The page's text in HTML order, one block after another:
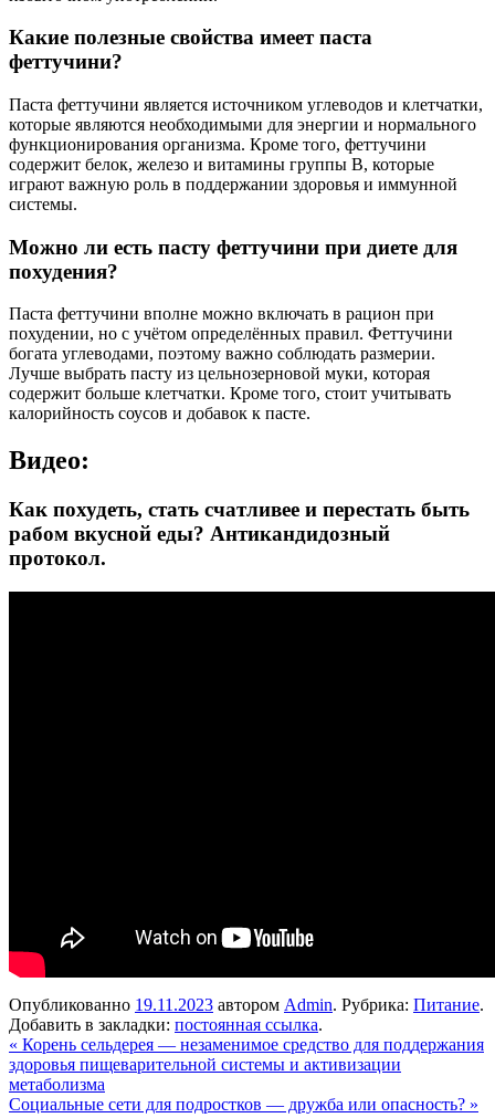
Какие полезные свойства имеет паста
феттучини?
Паста феттучини является источником углеводов и клетчатки,
которые являются необходимыми для энергии и нормального
функционирования организма. Кроме того, феттучини
содержит белок, железо и витамины группы В, которые
играют важную роль в поддержании здоровья и иммунной
системы.
Можно ли есть пасту феттучини при диете для
похудения?
Паста феттучини вполне можно включать в рацион при
похудении, но с учётом определённых правил. Феттучини
богата углеводами, поэтому важно соблюдать размерии.
Лучше выбрать пасту из цельнозерновой муки, которая
содержит больше клетчатки. Кроме того, стоит учитывать
калорийность соусов и добавок к пасте.
Видео:
Как похудеть, стать счатливее и перестать быть
рабом вкусной еды? Антикандидозный
протокол.
Опубликованно 19.11.2023 автором Admin. Рубрика: Питание.
Добавить в закладки: постоянная ссылка.
« Корень сельдерея — незаменимое средство для поддержания
здоровья пищеварительной системы и активизации
метаболизма
Социальные сети для подростков — дружба или опасность? »